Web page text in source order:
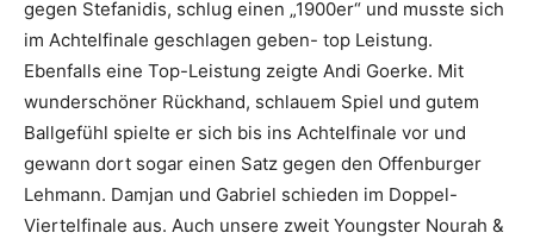
gegen Stefanidis, schlug einen „1900er“ und musste sich
im Achtelfinale geschlagen geben- top Leistung.
Ebenfalls eine Top-Leistung zeigte Andi Goerke. Mit
wunderschöner Rückhand, schlauem Spiel und gutem
Ballgefühl spielte er sich bis ins Achtelfinale vor und
gewann dort sogar einen Satz gegen den Offenburger
Lehmann. Damjan und Gabriel schieden im Doppel-
Viertelfinale aus. Auch unsere zweit Youngster Nourah &